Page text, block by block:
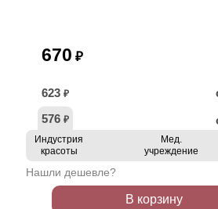
670 ₽
623 ₽
576 ₽
Индустрия
красоты
Мед.
учреждение
Нашли дешевле?
В корзину